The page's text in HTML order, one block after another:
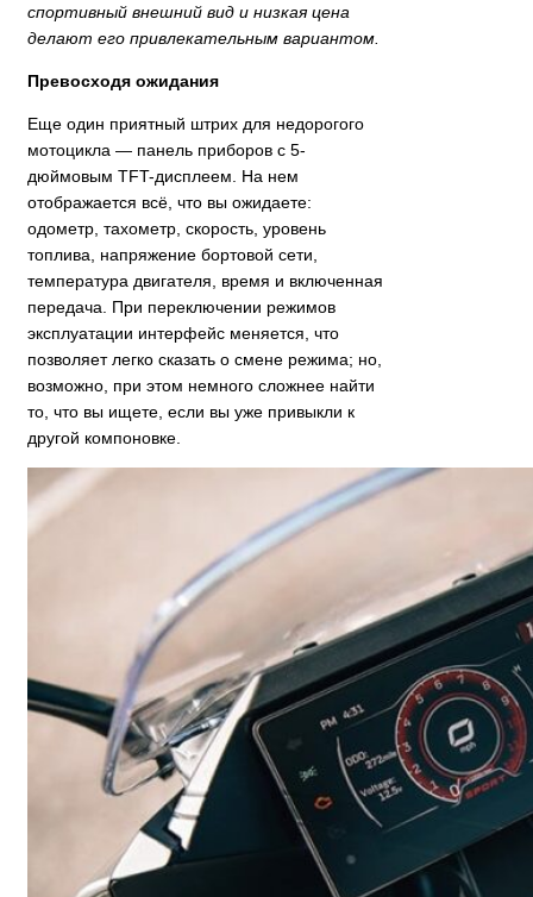
спортивный внешний вид и низкая цена
делают его привлекательным вариантом.
Превосходя ожидания
Еще один приятный штрих для недорогого
мотоцикла — панель приборов с 5-
дюймовым TFT-дисплеем. На нем
отображается всё, что вы ожидаете:
одометр, тахометр, скорость, уровень
топлива, напряжение бортовой сети,
температура двигателя, время и включенная
передача. При переключении режимов
эксплуатации интерфейс меняется, что
позволяет легко сказать о смене режима; но,
возможно, при этом немного сложнее найти
то, что вы ищете, если вы уже привыкли к
другой компоновке.